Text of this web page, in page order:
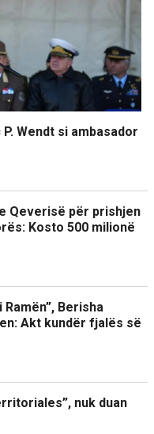
Wendt si ambasador
Qeverisë për prishjen
Kosto 500 milionë
Berisha
Akt kundër fjalës së
nuk duan